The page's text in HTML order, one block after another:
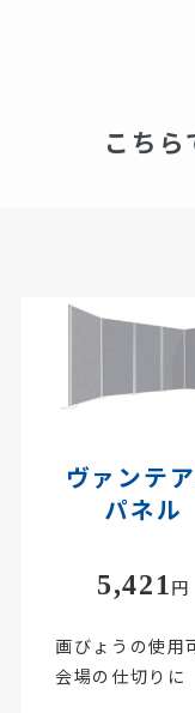
こち
ヴァンテ
パネル
5,421 円
画びょうの使用
会場の仕切りに